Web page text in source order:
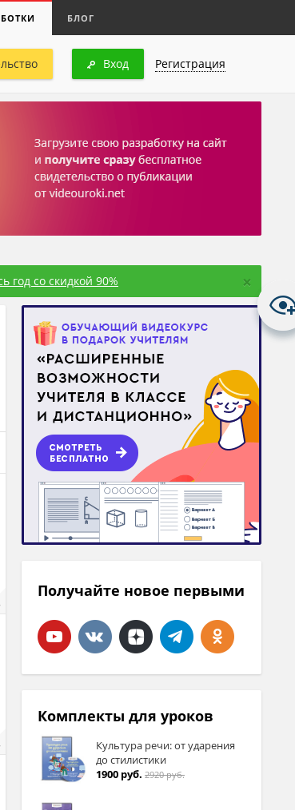
БЛОГ
Вход Регистрация
год со скидкой 90% ×
Получайте новое первыми
Комплекты для уроков
Культура речи: от ударения
до стилистики
1900 руб. 2920 руб.